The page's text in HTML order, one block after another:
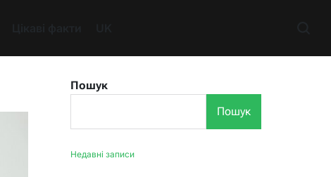
Пошук
Пошук
Недавні записи